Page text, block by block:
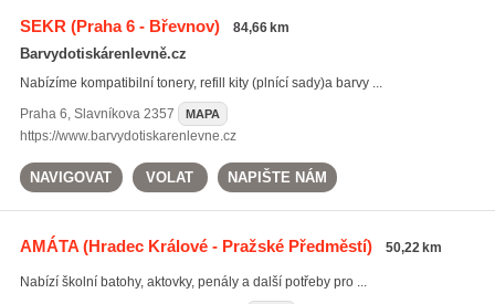
Papírnictví (616)
Skripta a učebnice (175)
SEKR (Praha 6 - Břevnov) 84,66 km
Barvydotiskárenlevně.cz
Nabízíme kompatibilní tonery, refill kity (plnící sady) a barvy ...
Praha 6, Slavníkova 2357 MAPA
https://www.barvydotiskarenlevne.cz
NAVIGOVAT VOLAT NAPIŠTE NÁM
AMÁTA(Hradec Králové - Pražské Předměstí) 50,22 km
Nabízí školní batohy, aktovky, penály a další potřeby pro ...